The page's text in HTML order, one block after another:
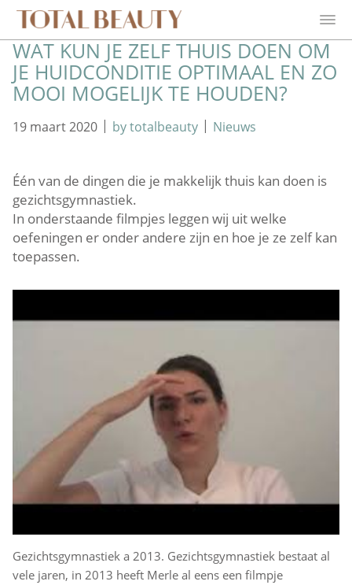
WAT KUN JE ZELF THUIS DOEN OM
JE HUIDCONDITIE OPTIMAAL EN ZO
MOOI MOGELIJK TE HOUDEN?
19 maart 2020 | by totalbeauty | Nieuws
Één van de dingen die je makkelijk thuis kan doen is
gezichtsgymnastiek.
In onderstaande filmpjes leggen wij uit welke
oefeningen er onder andere zijn en hoe je ze zelf kan
toepassen.
Gezichtsgymnastiek a 2013. Gezichtsgymnastiek bestaat al
vele jaren, in 2013 heeft Merle al eens een filmpje